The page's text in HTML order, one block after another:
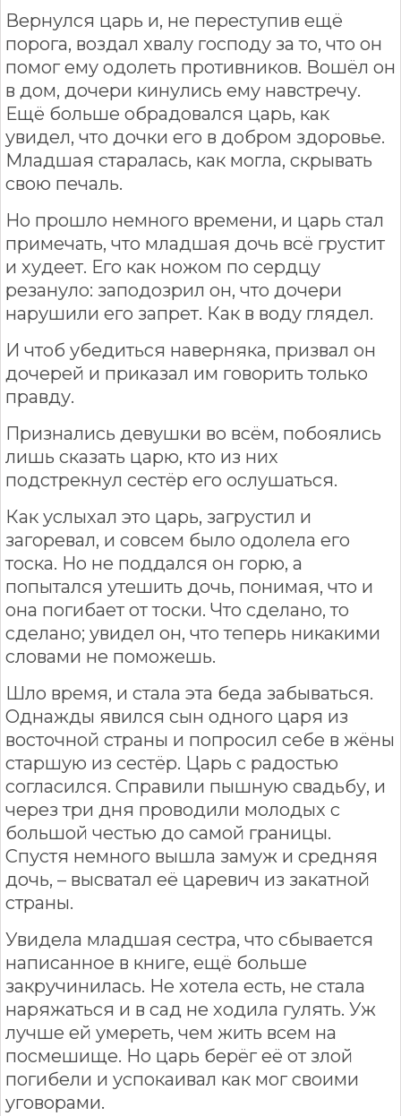
Вернулся царь и, не переступив ещё
порога, воздал хвалу господу за то, что он
помог ему одолеть противников. Вошёл он
в дом, дочери кинулись ему навстречу.
Ещё больше обрадовался царь, как
увидел, что дочки его в добром здоровье.
Младшая старалась, как могла, скрывать
свою печаль.
Но прошло немного времени, и царь стал
примечать, что младшая дочь всё грустит
и худеет. Его как ножом по сердцу
резануло: заподозрил он, что дочери
нарушили его запрет. Как в воду глядел.
И чтоб убедиться наверняка, призвал он
дочерей и приказал им говорить только
правду.
Признались девушки во всём, побоялись
лишь сказать царю, кто из них
подстрекнул сестёр его ослушаться.
Как услыхал это царь, загрустил и
загоревал, и совсем было одолела его
тоска. Но не поддался он горю, а
попытался утешить дочь, понимая, что и
она погибает от тоски. Что сделано, то
сделано; увидел он, что теперь никакими
словами не поможешь.
Шло время, и стала эта беда забываться.
Однажды явился сын одного царя из
восточной страны и попросил себе в жёны
старшую из сестёр. Царь с радостью
согласился. Справили пышную свадьбу, и
через три дня проводили молодых с
большой честью до самой границы.
Спустя немного вышла замуж и средняя
дочь, – высватал её царевич из закатной
страны.
Увидела младшая сестра, что сбывается
написанное в книге, ещё больше
закручинилась. Не хотела есть, не стала
наряжаться и в сад не ходила гулять. Уж
лучше ей умереть, чем жить всем на
посмешище. Но царь берёг её от злой
погибели и успокаивал как мог своими
уговорами.